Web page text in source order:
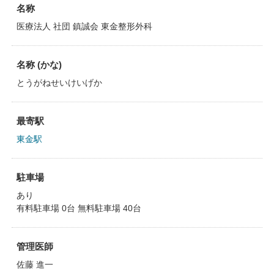
名称
医療法人 社団 鎮誠会 東金整形外科
名称 (かな)
とうがねせいけいげか
最寄駅
東金駅
駐車場
あり
有料駐車場 0台 無料駐車場 40台
管理医師
佐藤 進一